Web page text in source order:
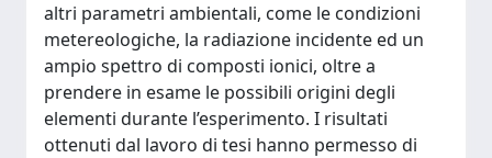
altri parametri ambientali, come le condizioni
metereologiche, la radiazione incidente ed un
ampio spettro di composti ionici, oltre a
prendere in esame le possibili origini degli
elementi durante l’esperimento. I risultati
ottenuti dal lavoro di tesi hanno permesso di